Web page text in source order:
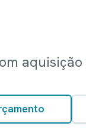
aquisição